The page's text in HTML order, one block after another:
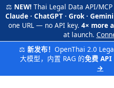
⚖️ NEW! Thai Legal Data API/
Claude · ChatGPT · Grok ·
one URL — no API key. 4× more
at launch.
⚖️新发布！OpenThai 2.0
大模型，内置 RAG 的免费 API
→